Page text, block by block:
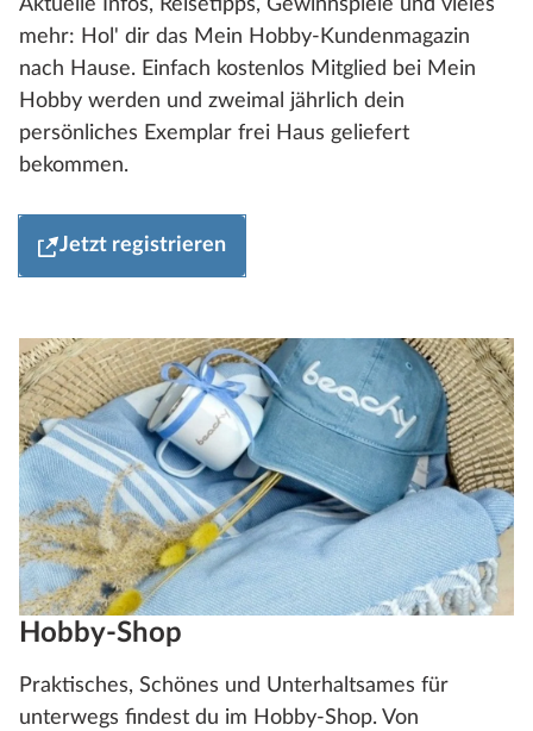
Aktuelle Infos, Reisetipps, Gewinnspiele und vieles
mehr: Hol' dir das Mein Hobby-Kundenmagazin
nach Hause. Einfach kostenlos Mitglied bei Mein
Hobby werden und zweimal jährlich dein
persönliches Exemplar frei Haus geliefert
bekommen.
Jetzt registrieren
Hobby-Shop
Praktisches, Schönes und Unterhaltsames für
unterwegs findest du im Hobby-Shop. Von